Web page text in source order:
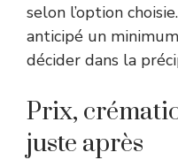
selon l’option
anticipé un
décider dans la
Prix,
juste après